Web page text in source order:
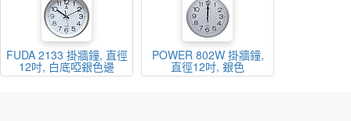
FUDA 2133 掛牆鐘, 直徑
12吋, 白底啞銀色邊
POWER 802W 掛牆鐘,
直徑12吋, 銀色